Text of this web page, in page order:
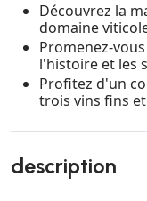
Découvrez la
domaine
Promenez-
l'histoire et les
Profitez d'un
trois vins fins
description